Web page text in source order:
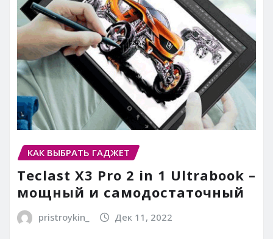
КАК ВЫБРАТЬ ГАДЖЕТ
Teclast X3 Pro 2 in 1 Ultrabook –
мощный и самодостаточный
pristroykin_ Дек 11, 2022